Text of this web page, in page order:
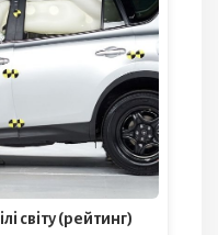
світу (рейтинг)